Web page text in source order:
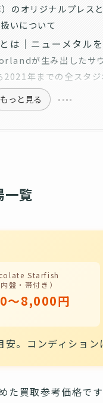
オリジナルプレスと
いについて
｜ニューメタル
が生み出したサ
年までの全スタジ
もっと見る
一覧
Starfish
内盤・帯付き）
〜8,000円
。コンディション
買取参考価格です